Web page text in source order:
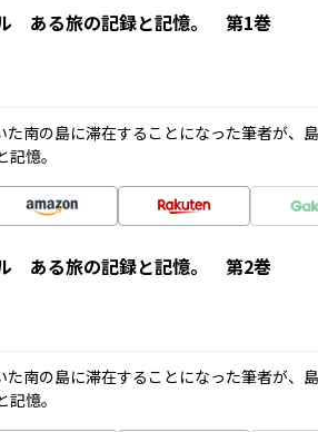
ある旅の記録と記憶。 第1巻
た南の島に滞在することになった筆者が、
憶。
ある旅の記録と記憶。 第2巻
た南の島に滞在することになった筆者が、
憶。